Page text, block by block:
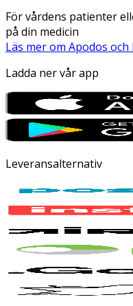
För vårdens patienter
på din medicin
Läs mer om Apodos och
Ladda ner vår app
Leveransalternativ